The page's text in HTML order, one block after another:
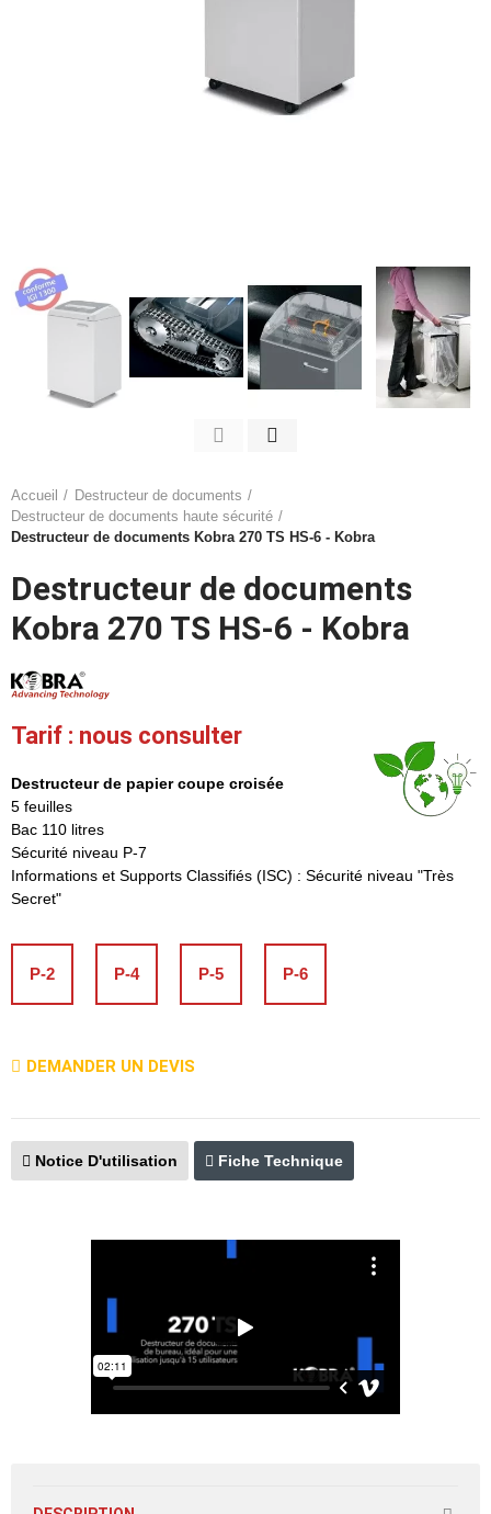
Accueil
Destructeur de documents
Destructeur de documents haute sécurité
Destructeur de documents Kobra 270 TS HS-6 - Kobra
Destructeur de documents
Kobra 270 TS HS-6 - Kobra
Tarif : nous consulter
Destructeur de papier coupe croisée
5 feuilles
Bac 110 litres
Sécurité niveau P-7
Informations et Supports Classifiés (ISC) : Sécurité niveau "Très
Secret"
P-2 P-4 P-5 P-6
DEMANDER UN DEVIS
Notice D'utilisation Fiche Technique